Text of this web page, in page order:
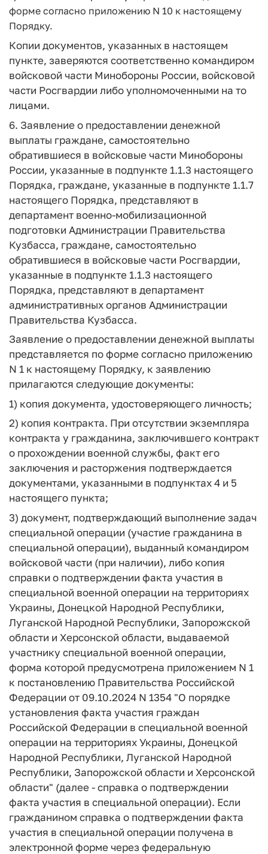
форме согласно приложению N 10 к настоящему
Порядку.
Копии документов, указанных в настоящем
пункте, заверяются соответственно командиром
войсковой части Минобороны России, войсковой
части Росгвардии либо уполномоченными на то
лицами.
6. Заявление о предоставлении денежной
выплаты граждане, самостоятельно
обратившиеся в войсковые части Минобороны
России, указанные в подпункте 1.1.3 настоящего
Порядка, граждане, указанные в подпункте 1.1.7
настоящего Порядка, представляют в
департамент военно-мобилизационной
подготовки Администрации Правительства
Кузбасса, граждане, самостоятельно
обратившиеся в войсковые части Росгвардии,
указанные в подпункте 1.1.3 настоящего
Порядка, представляют в департамент
административных органов Администрации
Правительства Кузбасса.
Заявление о предоставлении денежной выплаты
представляется по форме согласно приложению
N 1 к настоящему Порядку, к заявлению
прилагаются следующие документы:
1) копия документа, удостоверяющего личность;
2) копия контракта. При отсутствии экземпляра
контракта у гражданина, заключившего контракт
о прохождении военной службы, факт его
заключения и расторжения подтверждается
документами, указанными в подпунктах 4 и 5
настоящего пункта;
3) документ, подтверждающий выполнение задач
специальной операции (участие гражданина в
специальной операции), выданный командиром
войсковой части (при наличии), либо копия
справки о подтверждении факта участия в
специальной военной операции на территориях
Украины, Донецкой Народной Республики,
Луганской Народной Республики, Запорожской
области и Херсонской области, выдаваемой
участнику специальной военной операции,
форма которой предусмотрена приложением N 1
к постановлению Правительства Российской
Федерации от 09.10.2024 N 1354 "О порядке
установления факта участия граждан
Российской Федерации в специальной военной
операции на территориях Украины, Донецкой
Народной Республики, Луганской Народной
Республики, Запорожской области и Херсонской
области" (далее - справка о подтверждении
факта участия в специальной операции). Если
гражданином справка о подтверждении факта
участия в специальной операции получена в
электронной форме через федеральную